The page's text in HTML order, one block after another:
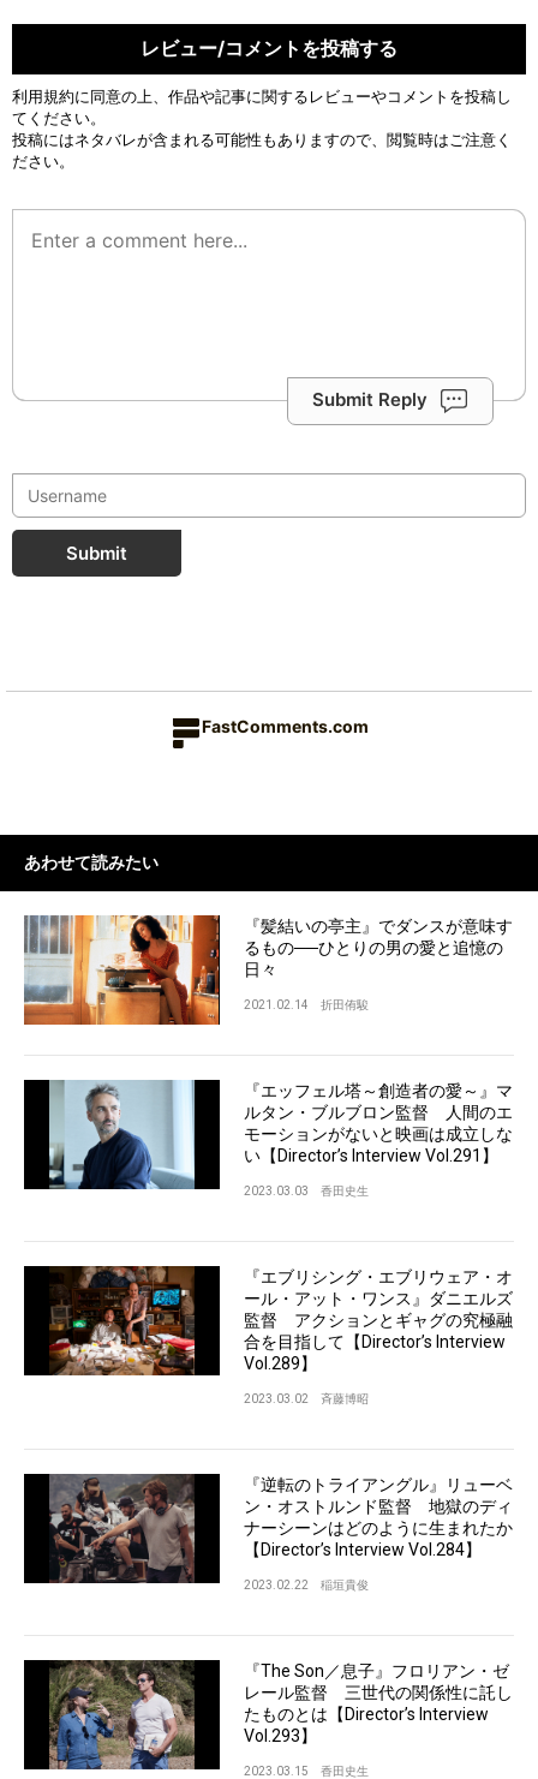
レビュー/コメントを投稿する
利用規約に同意の上、作品や記事に関するレビューやコメントを投稿し
てください。
投稿にはネタバレが含まれる可能性もありますので、閲覧時はご注意く
ださい。
Submit Reply
Submit
FastComments.com
あわせて読みたい
『髪結いの亭主』でダンスが意味す
るもの──ひとりの男の愛と追憶の
日々
2021.02.14 折田侑駿
『エッフェル塔～創造者の愛～』マ
ルタン・ブルブロン監督 人間のエ
モーションがないと映画は成立しな
い【Director’s Interview Vol.291】
2023.03.03 香田史生
『エブリシング・エブリウェア・オ
ール・アット・ワンス』ダニエルズ
監督 アクションとギャグの究極融
合を目指して【Director’s Interview
Vol.289】
2023.03.02 斉藤博昭
『逆転のトライアングル』リューベ
ン・オストルンド監督 地獄のディ
ナーシーンはどのように生まれたか
【Director’s Interview Vol.284】
2023.02.22 稲垣貴俊
『The Son／息子』フロリアン・ゼ
レール監督 三世代の関係性に託し
たものとは【Director’s Interview
Vol.293】
2023.03.15 香田史生